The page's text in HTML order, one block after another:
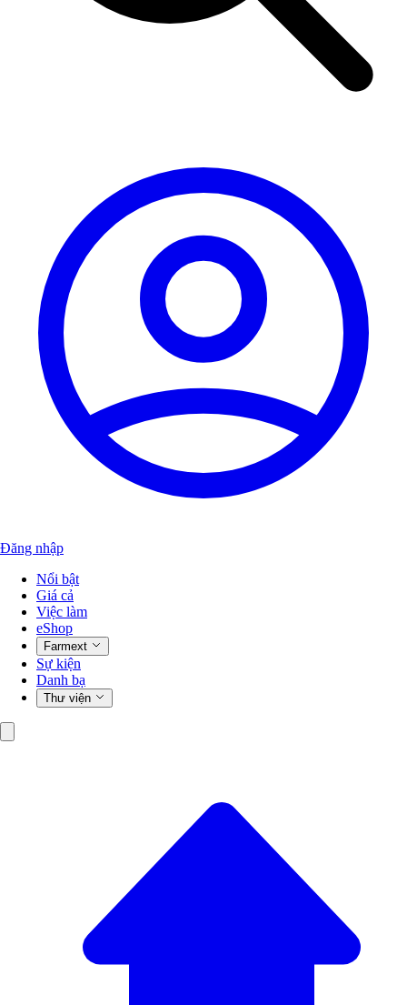
Đăng nhập
Nổi bật
Giá cả
Việc làm
eShop
Farmext
Sự kiện
Danh bạ
Thư viện